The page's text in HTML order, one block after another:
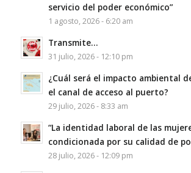
servicio del poder económico”
1 agosto, 2026 - 6:20 am
Transmite…
31 julio, 2026 - 12:10 pm
¿Cuál será el impacto ambiental
el canal de acceso al puerto?
29 julio, 2026 - 8:33 am
“La identidad laboral de las
condicionada por su calidad de
28 julio, 2026 - 12:09 pm